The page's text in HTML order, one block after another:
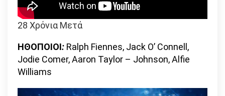
28 Χρόνια Μετά
ΗΘΟΠΟΙΟΙ: Ralph Fiennes, Jack O’ Connell,
Jodie Comer, Aaron Taylor – Johnson, Alfie
Williams